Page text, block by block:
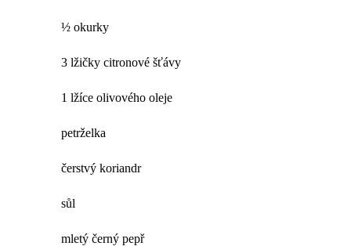
½ okurky
3 lžičky citronové šťávy
1 lžíce olivového oleje
petrželka
čerstvý koriandr
sůl
mletý černý pepř